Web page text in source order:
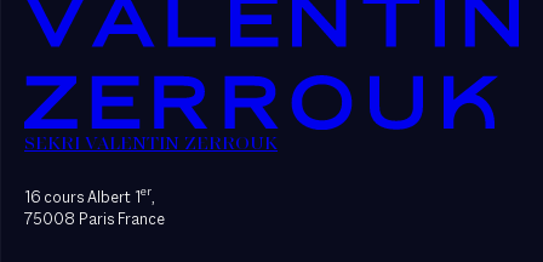
SEKRI VALENTIN ZERROUK
16 cours Albert 1er,
75008 Paris France